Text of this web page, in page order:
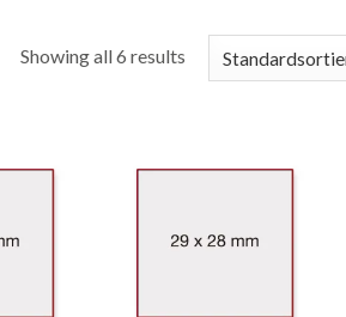
Showing all 6 results